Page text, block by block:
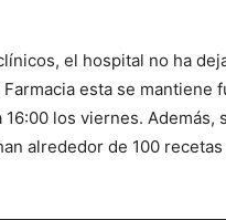
el hospital no ha
esta se mantiene
los viernes. Además,
alrededor de 100